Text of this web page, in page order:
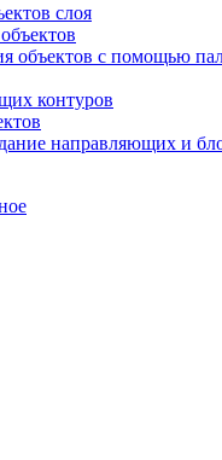
слоя
объектов с помощью
контуров
направляющих и